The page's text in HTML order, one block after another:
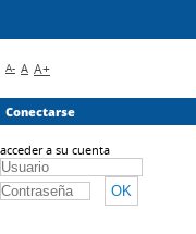
A- A A+
Conectarse
acceder a su cuenta